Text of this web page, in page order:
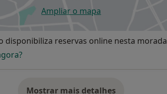
Ampliar o mapaabre num novo separador
disponibiliza reservas online nesta morada
Mostrar mais detalhes